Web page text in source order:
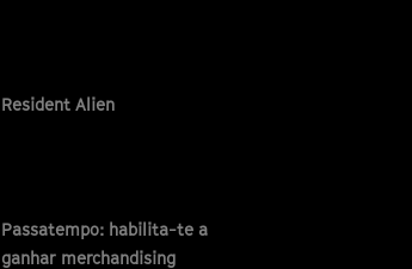
Resident Alien
Passatempo: habilita-te a
ganhar merchandising